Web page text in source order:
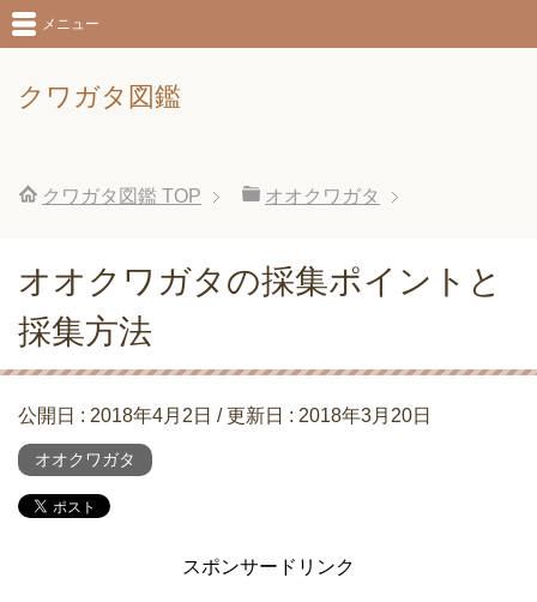
クワガタ図鑑
メニュー
クワガタ図鑑 TOP オオクワガタ
オオクワガタの採集ポイントと
採集方法
公開日 : 2018年4月2日 / 更新日 : 2018年3月20日
オオクワガタ
スポンサードリンク